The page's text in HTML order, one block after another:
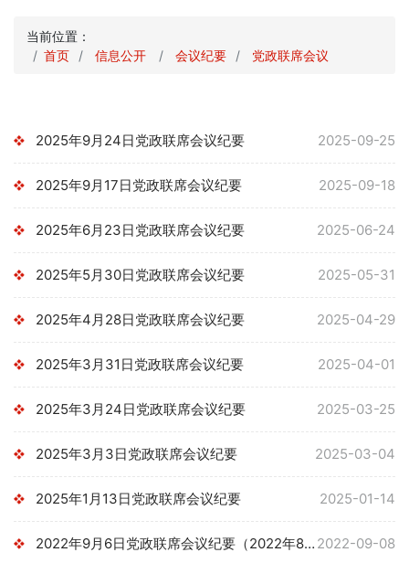
当前位置：
首页
信息公开 会议纪要 党政联席会议
2025年9月24日党政联席会议纪要 2025-09-25
2025年9月17日党政联席会议纪要 2025-09-18
2025年6月23日党政联席会议纪要 2025-06-24
2025年5月30日党政联席会议纪要 2025-05-31
2025年4月28日党政联席会议纪要 2025-04-29
2025年3月31日党政联席会议纪要 2025-04-01
2025年3月24日党政联席会议纪要 2025-03-25
2025年3月3日党政联席会议纪要 2025-03-04
2025年1月13日党政联席会议纪要 2025-01-14
2022年9月6日党政联席会议纪要（2022年8号） 2022-09-08